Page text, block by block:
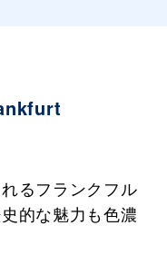
るフランクフル
的な魅力も色濃